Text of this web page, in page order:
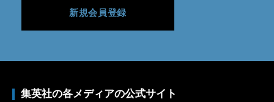
新規会員登録
集英社の各メディアの公式サイト